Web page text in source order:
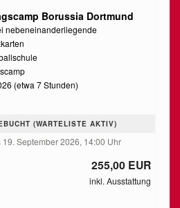
Borussia Dortmund
nebeneinanderliegende
(etwa 7 Stunden)
(WARTELISTE AKTIV)
September 2026, 14:00 Uhr
255,00 EUR
inkl. Ausstattung